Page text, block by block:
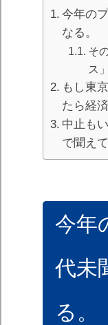
今年の
なる。
そ
ス
もし東
たら経
中止も
で聞え
今年
代未
る。